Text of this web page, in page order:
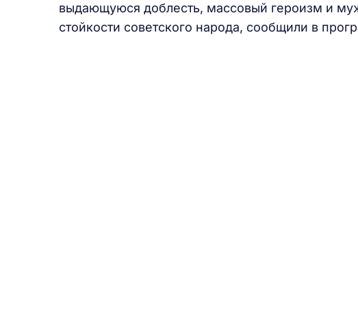
выдающуюся доблесть, массовый героизм и
стойкости советского народа, сообщили в